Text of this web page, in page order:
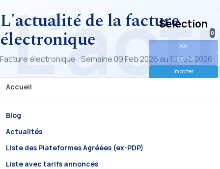
L'actualité de la facture
électronique
Facture électronique : Semaine 09 Feb 2026 au 15 Feb 2026
Accueil
Blog
Actualités
Liste des Plateformes Agréées (ex-PDP)
Liste avec tarifs annoncés
Selection
0
Voir
Exporter
Importer